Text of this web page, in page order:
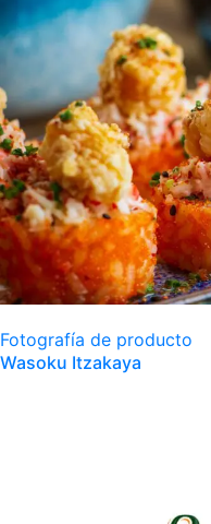
Fotografía de producto
Wasoku Itzakaya